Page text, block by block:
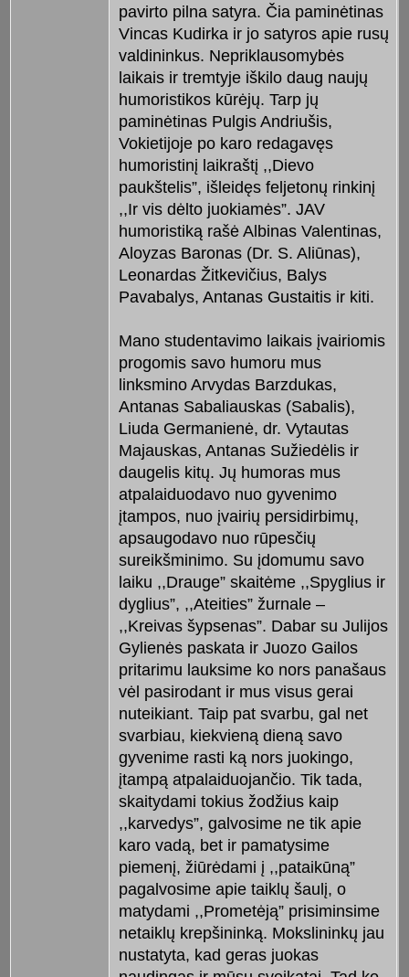
pavirto pilna satyra. Čia paminėtinas
Vincas Kudirka ir jo satyros apie rusų
valdininkus. Nepriklausomybės
laikais ir tremtyje iškilo daug naujų
humoristikos kūrėjų. Tarp jų
paminėtinas Pulgis Andriušis,
Vokietijoje po karo redagavęs
humoristinį laikraštį ,,Dievo
paukštelis”, išleidęs feljetonų rinkinį
,,Ir vis dėlto juokiamės”. JAV
humoristiką rašė Albinas Valentinas,
Aloyzas Baronas (Dr. S. Aliūnas),
Leonardas Žitkevičius, Balys
Pavabalys, Antanas Gustaitis ir kiti.
Mano studentavimo laikais įvairiomis
progomis savo humoru mus
linksmino Arvydas Barzdukas,
Antanas Sabaliauskas (Sabalis),
Liuda Germanienė, dr. Vytautas
Majauskas, Antanas Sužiedėlis ir
daugelis kitų. Jų humoras mus
atpalaiduodavo nuo gyvenimo
įtampos, nuo įvairių persidirbimų,
apsaugodavo nuo rūpesčių
sureikšminimo. Su įdomumu savo
laiku ,,Drauge” skaitėme ,,Spyglius ir
dyglius”, ,,Ateities” žurnale –
,,Kreivas šypsenas”. Dabar su Julijos
Gylienės paskata ir Juozo Gailos
pritarimu lauksime ko nors panašaus
vėl pasirodant ir mus visus gerai
nuteikiant. Taip pat svarbu, gal net
svarbiau, kiekvieną dieną savo
gyvenime rasti ką nors juokingo,
įtampą atpalaiduojančio. Tik tada,
skaitydami tokius žodžius kaip
,,karvedys”, galvosime ne tik apie
karo vadą, bet ir pamatysime
piemenį, žiūrėdami į ,,pataikūną”
pagalvosime apie taiklų šaulį, o
matydami ,,Prometėją” prisiminsime
netaiklų krepšininką. Mokslininkų jau
nustatyta, kad geras juokas